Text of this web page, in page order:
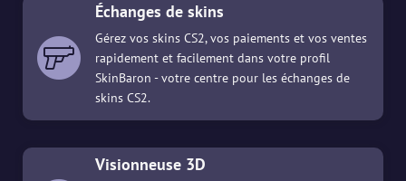
Échanges de skins
Gérez vos skins CS2, vos paiements et vos ventes
rapidement et facilement dans votre profil
SkinBaron - votre centre pour les échanges de
skins CS2.
Visionneuse 3D